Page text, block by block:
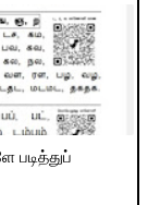
படித்துப்